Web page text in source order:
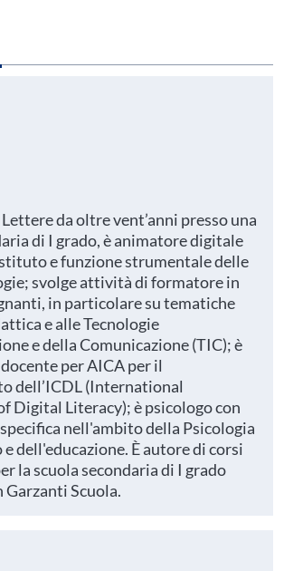
da oltre vent’anni presso una
di I grado, è animatore digitale
e funzione strumentale delle
svolge attività di formatore in
in particolare su tematiche
e alle Tecnologie
e della Comunicazione (TIC); è
per AICA per il
dell’ICDL (International
Digital Literacy); è psicologo con
nell'ambito della Psicologia
dell'educazione. È autore di corsi
la scuola secondaria di I grado
Scuola.